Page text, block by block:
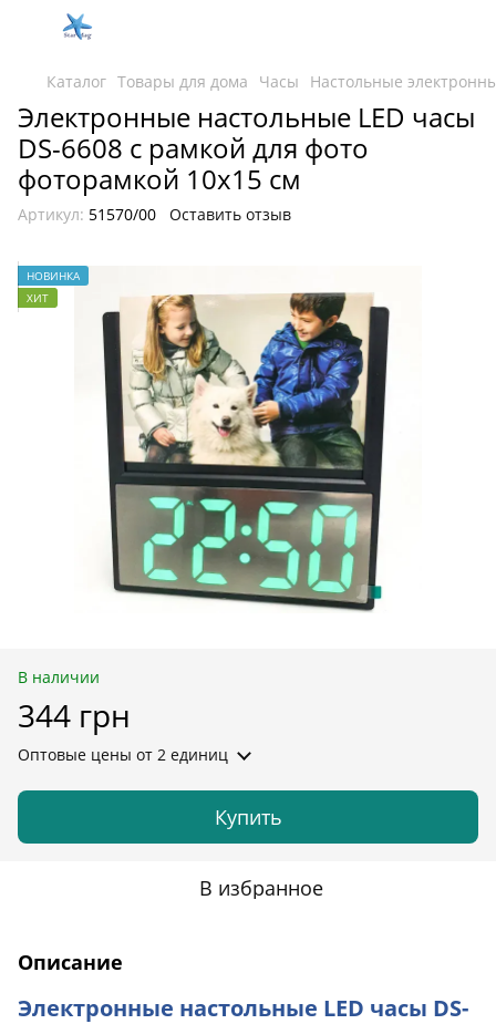
Каталог Товары для дома Часы Настольные
Электронные настольные LED часы
DS-6608 с рамкой для фото
фоторамкой 10х15 см
Артикул: 51570/00 Оставить отзыв
НОВИНКА
ХИТ
В наличии
344 грн
Оптовые цены от 2 единиц
Купить
В избранное
Описание
Электронные настольные LED часы DS-